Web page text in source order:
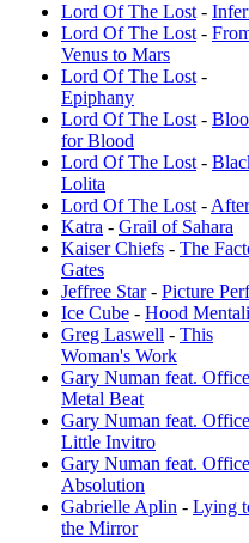
Lord Of The Lost -
Lord Of The Lost -
Venus to Mars
Lord Of The Lost -
Epiphany
Lord Of The Lost -
for Blood
Lord Of The Lost -
Lolita
Lord Of The Lost -
Katra - Grail of Sahara
Kaiser Chiefs - The
Gates
Jeffree Star- Picture
Ice Cube - Hood
Greg Laswell - This
Woman's Work
Gary Numan feat.
Metal Beat
Gary Numan feat.
Little Invitro
Gary Numan feat.
Absolution
Gabrielle Aplin - Lying
the Mirror